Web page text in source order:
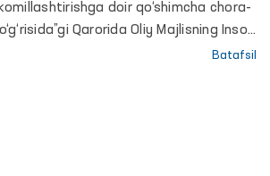
doir qo‘shimcha chora-
Qarorida Oliy Majlisning Inson
vakili (ombudsman)
shaxslar saqlanadigan joylarga
Batafsil